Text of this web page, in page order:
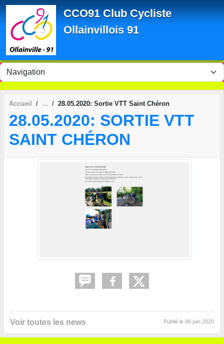
CCO91 Club Cycliste
Ollainvillois 91
Accueil 28.05.2020: Sortie VTT Saint Chéron
28.05.2020: SORTIE VTT
SAINT CHÉRON
Voir toutes les news Publié le 06 juin 2020
Panneau de gestion des cookies